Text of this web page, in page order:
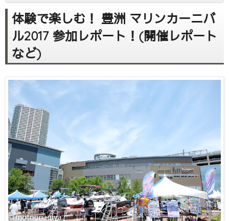
体験で楽しむ！ 豊洲 マリンカーニバ
ル2017 参加レポート！(開催レポート
など)